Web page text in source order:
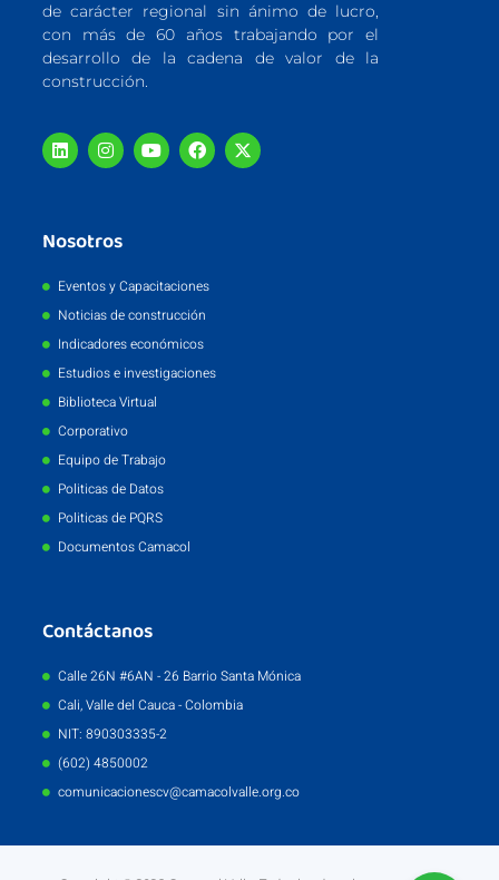
de carácter regional sin ánimo de lucro,
con más de 60 años trabajando por el
desarrollo de la cadena de valor de la
construcción.
Nosotros
Eventos y Capacitaciones
Noticias de construcción
Indicadores económicos
Estudios e investigaciones
Biblioteca Virtual
Corporativo
Equipo de Trabajo
Politicas de Datos
Politicas de PQRS
Documentos Camacol
Contáctanos
Calle 26N #6AN - 26 Barrio Santa Mónica
Cali, Valle del Cauca - Colombia
NIT: 890303335-2
(602) 4850002
comunicacionescv@camacolvalle.org.co